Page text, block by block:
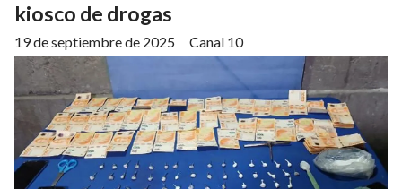
kiosco de drogas
Canal 10
19 de septiembre de 2025